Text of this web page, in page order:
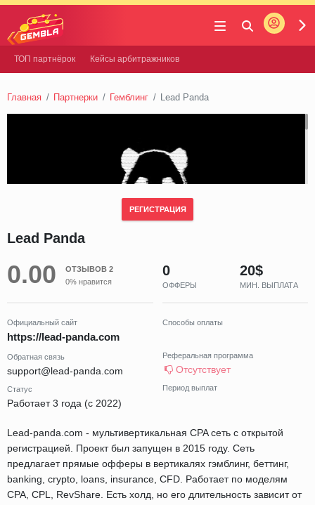
Gembla
Войти
ТОП партнёрок Кейсы арбитражников
Главная Партнерки Гемблинг Lead Panda
Lead Panda
0.00
ОТЗЫВОВ 2
0% нравится
0
ОФФЕРЫ
20$
МИН. ВЫПЛАТА
Официальный сайт
https://lead-panda.com
Обратная связь
support@lead-panda.com
Статус
Работает 3 года (с 2022)
Способы оплаты
Реферальная программа
Отсутствует
Период выплат
Lead-panda.com - мультивертикальная CPA сеть с открытой
регистрацией. Проект был запущен в 2015 году. Сеть
предлагает прямые офферы в вертикалях гэмблинг, беттинг,
banking, crypto, loans, insurance, CFD. Работает по моделям
CPA, CPL, RevShare. Есть холд, но его длительность зависит от
РЕГИСТРАЦИЯ